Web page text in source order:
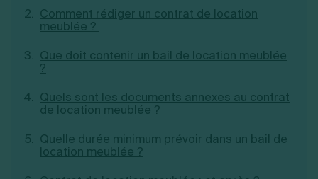
comptable LS Compta
Création de SAS
Création de SCI
Aides à la création d’entreprise
Ouverture compte pro
Création d'entreprise
Comment rédiger un contrat de location
meublée ?
Que doit contenir un bail de location meublée
?
Quels sont les documents annexes au contrat
de location meublée ?
Quelle durée minimum prévoir dans un bail de
location meublée ?